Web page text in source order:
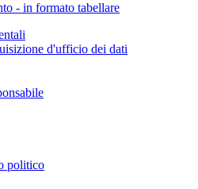
- in formato tabellare
d'ufficio dei dati
politico